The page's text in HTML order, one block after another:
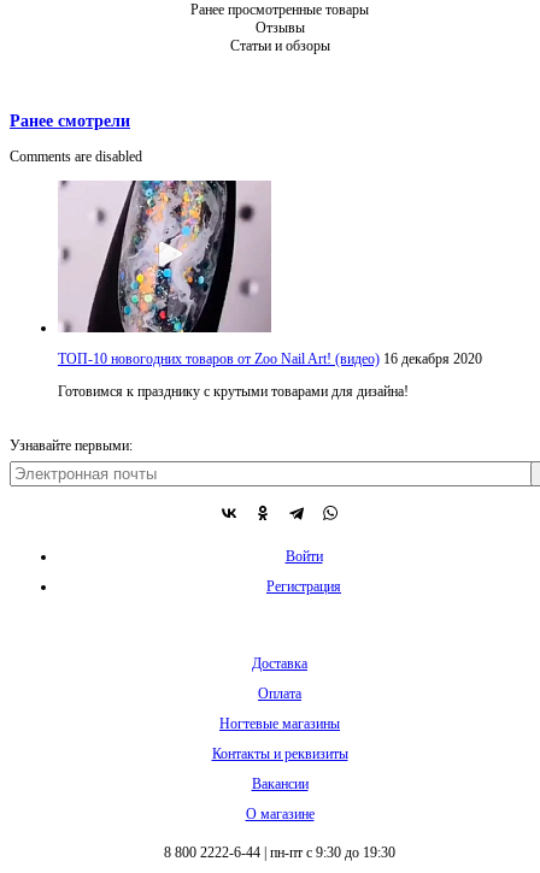
Ранее просмотренные товары
Отзывы
Статьи и обзоры
Ранее смотрели
Comments are disabled
ТОП-10 новогодних товаров от Zoo Nail Art! (видео) 16 декабря 2020
Готовимся к празднику с крутыми товарами для дизайна!
Узнавайте первыми:
Войти
Регистрация
Доставка
Оплата
Ногтевые магазины
Контакты и реквизиты
Вакансии
О магазине
8 800 2222-6-44 пн-пт с 9:30 до 19:30